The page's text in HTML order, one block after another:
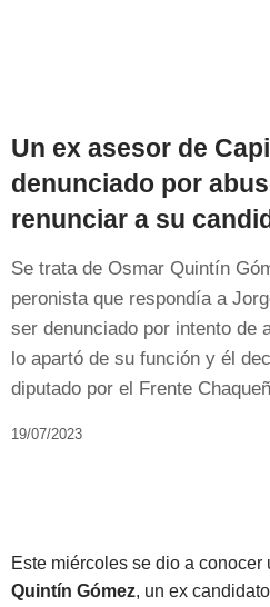
Un ex asesor de
denunciado por
renunciar a su
Se trata de Osmar Quintín
peronista que respondía a
ser denunciado por intento de
lo apartó de su función y él
diputado por el Frente
19/07/2023
Este miércoles se dio a conocer
Quintín Gómez, un ex